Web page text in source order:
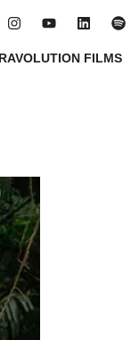
FILMS